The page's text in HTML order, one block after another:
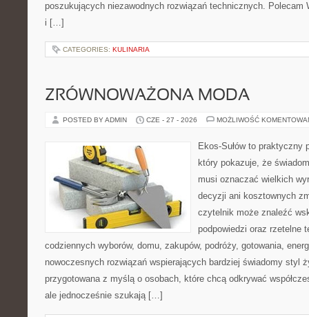
poszukujących niezawodnych rozwiązań technicznych. Polecam
i […]
CATEGORIES: KULINARIA
ZRÓWNOWAŻONA MODA
POSTED BY ADMIN CZE - 27 - 2026 MOŻLIWOŚĆ
Ekos-Sułów to praktyczny
który pokazuje, że
musi oznaczać wielkich
decyzji ani kosztownych
czytelnik może znaleźć
podpowiedzi oraz rzetelne
codziennych wyborów, domu, zakupów, podróży, gotowania,
nowoczesnych rozwiązań wspierających bardziej świadomy styl
przygotowana z myślą o osobach, które chcą odkrywać
ale jednocześnie szukają […]